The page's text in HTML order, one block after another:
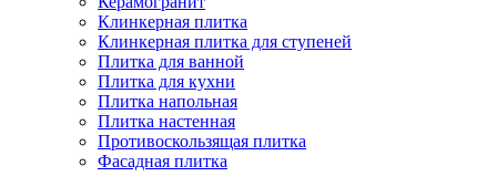
Клинкерная плитка
Клинкерная плитка для ступеней
Плитка для ванной
Плитка для кухни
Плитка напольная
Плитка настенная
Противоскользящая плитка
Фасадная плитка